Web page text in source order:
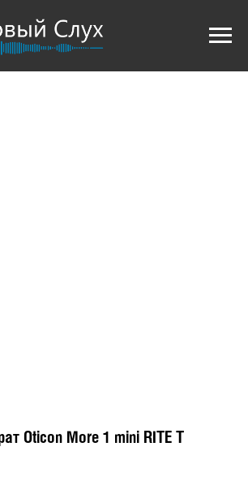
Oticon More 1 mini RITE T